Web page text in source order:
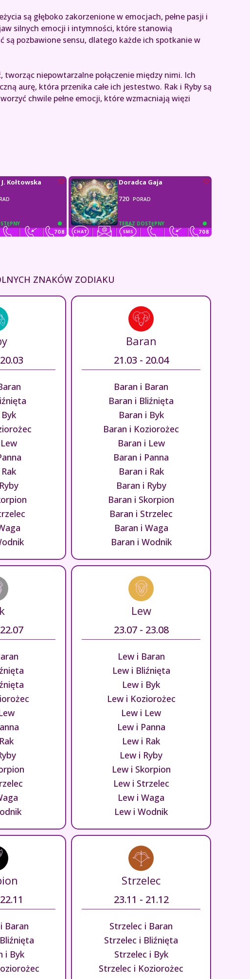
są głęboko zakorzenione w emocjach, pełne pasji i
silnych emocji i intymności, które stanowią
są pozbawione sensu, dlatego każde ich spotkanie w
niepowtarzalne połączenie między nimi. Ich
aurę, która przenika całe ich jestestwo. Rak i Ryby są
chwile pełne emocji, które wzmacniają więzi
Kołtowska
TERAZ DOSTĘPNY
Doradca Gaja
720 PORAD
ZNAKÓW ZODIAKU
Baran
21.03 - 20.04
Baran i Baran
Baran i Bliźnięta
Baran i Byk
Baran i Koziorożec
Baran i Lew
Baran i Panna
Baran i Rak
Baran i Ryby
Baran i Skorpion
Baran i Strzelec
Baran i Waga
Baran i Wodnik
Lew
23.07 - 23.08
Lew i Baran
Lew i Bliźnięta
Lew i Byk
Lew i Koziorożec
Lew i Lew
Lew i Panna
Lew i Rak
Lew i Ryby
Lew i Skorpion
Lew i Strzelec
Lew i Waga
Lew i Wodnik
Baran
i Byk
Strzelec
23.11 - 21.12
Strzelec i Baran
Strzelec i Bliźnięta
Strzelec i Byk
Strzelec i Koziorożec